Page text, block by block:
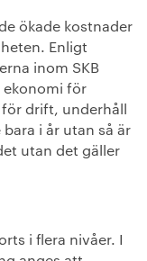
ökade kostnader
Enligt
inom SKB
ekonomi för
drift, underhåll
i år utan så är
utan det gäller
i flera nivåer. I